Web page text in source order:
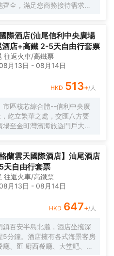
全，滿足您商務接待需求。
與體驗，塑造和完善人們的未
接。”
國際酒店(汕尾信利中央廣場
酒店+高鐵 2-5天自由行套票
往返火車/高鐵票
08月13日 - 08月14日
HKD 513+/人
區核芯綜合體--信利中央廣
屹立繁華之處，交匯八方要
至金町灣濱海旅遊門戶大道
速長沙灣出入口約16分鐘。 酒
店旗下國際品牌全新5.0系列
核心品牌價值，打造專屬於五
於綜合體第13至第25層，享
休閒區、雲餐廳、健身房、
利中央廣場停車位較多，集
、美食，為賓客提供一站式
信，專業，高效，務實”的服
”的服務宗旨，歡迎五湖四海賓
格蘭雲天國際酒店】汕尾酒店
天自由行套票
往返火車/高鐵票
08月13日 - 08月14日
HKD 647+/人
百安半島北麓，酒店坐擁深
分鐘。酒店擁有各式海景客房
、匯 廚西餐廳、大堂吧、健